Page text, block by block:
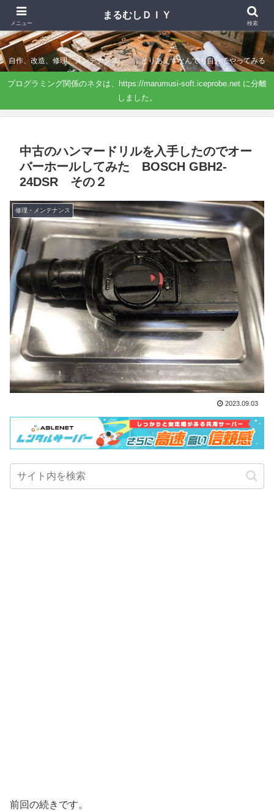
まるむしＤＩＹ
自作、改造、修理、メンテナンス．．．とりあえずなんでも自分でやってみる
プログラミング関係のネタは、https://marumusi-soft.iceprobe.net に分離
しました。
中古のハンマードリルを入手したのでオー
バーホールしてみた BOSCH GBH2-
24DSR その２
修理・メンテナンス
2023.09.03
前回の続きです。
メニュー
まるむしＤＩＹ
検索